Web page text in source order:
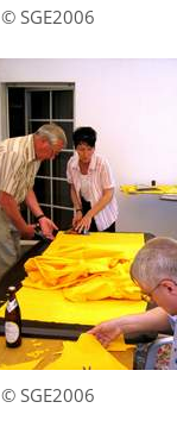
© SGE2006
© SGE2006